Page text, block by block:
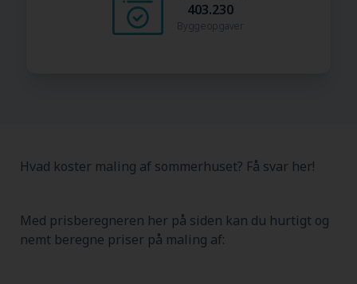
403.230
Byggeopgaver
Hvad koster maling af sommerhuset? Få svar her!
Med prisberegneren her på siden kan du hurtigt og
nemt beregne priser på maling af: